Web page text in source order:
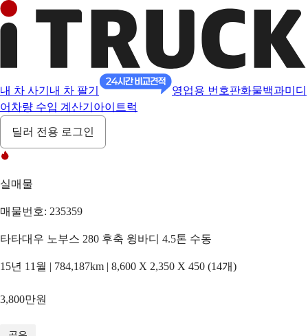
내 차 사기 내 차 팔기 영업용 번호판화물백과미디
어 차량 수입 계산기 아이트럭
딜러 전용 로그인
실매물
매물번호: 235359
타타대우 노부스 280 후축 윙바디 4.5톤 수동
15년 11월 | 784,187km | 8,600 X 2,350 X 450 (14개)
3,800만원
/8